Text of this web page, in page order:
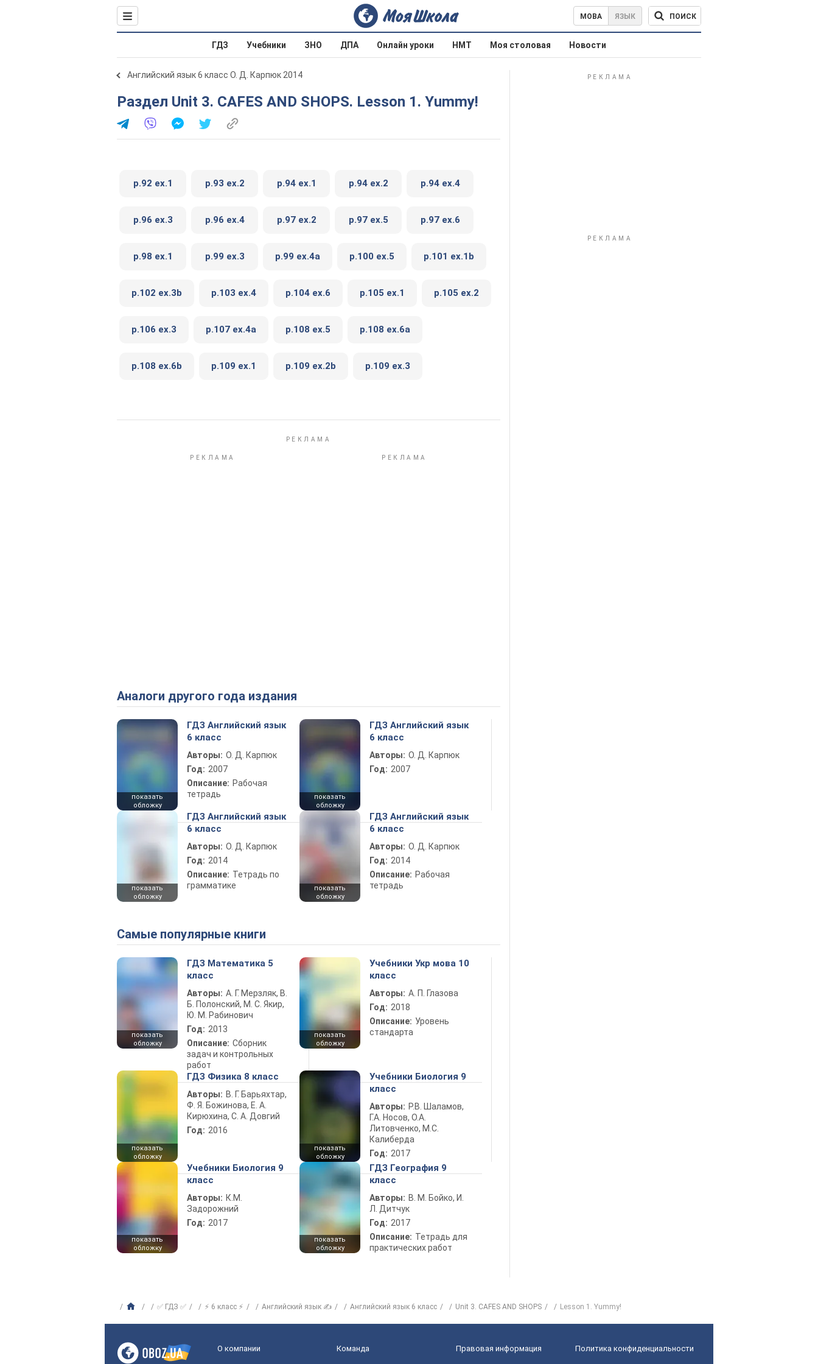
МОВА ЯЗЫК ПОИСК
ГДЗ Учебники ЗНО ДПА Онлайн уроки НМТ Моя столовая Новости
Английский язык 6 класс О. Д. Карпюк 2014
Раздел Unit 3. CAFES AND SHOPS. Lesson 1. Yummy!
p.92 ex.1 p.93 ex.2 p.94 ex.1 p.94 ex.2 p.94 ex.4
p.96 ex.3 p.96 ex.4 p.97 ex.2 p.97 ex.5 p.97 ex.6
p.98 ex.1 p.99 ex.3 p.99 ex.4a p.100 ex.5 p.101 ex.1b
p.102 ex.3b p.103 ex.4 p.104 ex.6 p.105 ex.1 p.105 ex.2
p.106 ex.3 p.107 ex.4a p.108 ex.5 p.108 ex.6a
p.108 ex.6b p.109 ex.1 p.109 ex.2b p.109 ex.3
Аналоги другого года издания
показать
обложку
ГДЗ Английский язык
6 класс
Авторы: О. Д. Карпюк
Год: 2007
Описание: Рабочая
тетрадь
показать
обложку
ГДЗ Английский язык
6 класс
Авторы: О. Д. Карпюк
Год: 2007
показать
обложку
ГДЗ Английский язык
6 класс
Авторы: О. Д. Карпюк
Год: 2014
Описание: Тетрадь по
грамматике
показать
обложку
ГДЗ Английский язык
6 класс
Авторы: О. Д. Карпюк
Год: 2014
Описание: Рабочая
тетрадь
Самые популярные книги
показать
обложку
ГДЗ Математика 5
класс
Авторы: А. Г. Мерзляк, В.
Б. Полонский, М. С. Якир,
Ю. М. Рабинович
Год: 2013
Описание: Сборник
задач и контрольных
работ
показать
обложку
Учебники Укр мова 10
класс
Авторы: А. П. Глазова
Год: 2018
Описание: Уровень
стандарта
показать
обложку
ГДЗ Физика 8 класс
Авторы: В. Г. Барьяхтар,
Ф. Я. Божинова, Е. А.
Кирюхина, С. А. Довгий
Год: 2016
показать
обложку
Учебники Биология 9
класс
Авторы: Р.В. Шаламов,
Г.А. Носов, О.А.
Литовченко, М.С.
Калиберда
Год: 2017
показать
обложку
Учебники Биология 9
класс
Авторы: К.М.
Задорожний
Год: 2017
показать
обложку
ГДЗ География 9
класс
Авторы: В. М. Бойко, И.
Л. Дитчук
Год: 2017
Описание: Тетрадь для
практических работ
✅ ГДЗ ✅ ⚡ 6 класс ⚡ Английский язык ✍ Английский язык 6 класс Unit 3. CAFES AND SHOPS Lesson 1. Yummy!
О компании Команда Правовая информация Политика конфиденциальности